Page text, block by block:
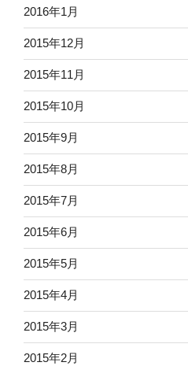
2016年1月
2015年12月
2015年11月
2015年10月
2015年9月
2015年8月
2015年7月
2015年6月
2015年5月
2015年4月
2015年3月
2015年2月